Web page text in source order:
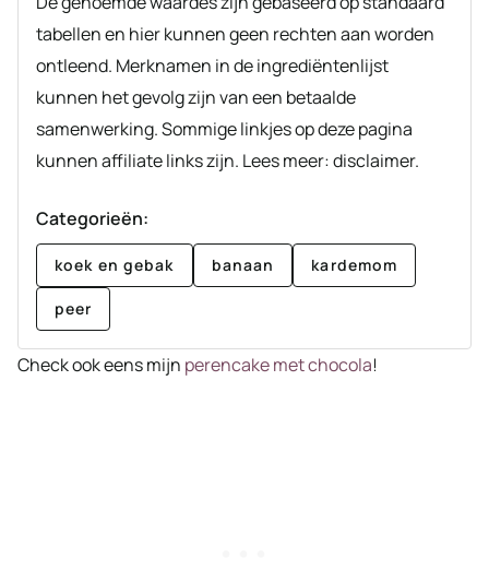
tabellen en hier kunnen geen rechten aan worden
ontleend. Merknamen in de ingrediëntenlijst
kunnen het gevolg zijn van een betaalde
samenwerking. Sommige linkjes op deze pagina
kunnen affiliate links zijn. Lees meer: disclaimer.
Categorieën:
koek en gebak banaan kardemom
peer
Check ook eens mijn perencake met chocola!